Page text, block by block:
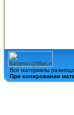
Все материалы
При копировании